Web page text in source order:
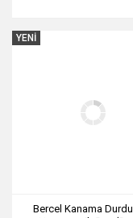
YENİ
Bercel Kanama